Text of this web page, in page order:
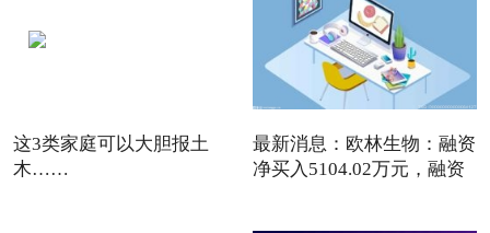
这3类家庭可以大胆报土
木……
最新消息：欧林生物：融资
净买入5104.02万元，融资